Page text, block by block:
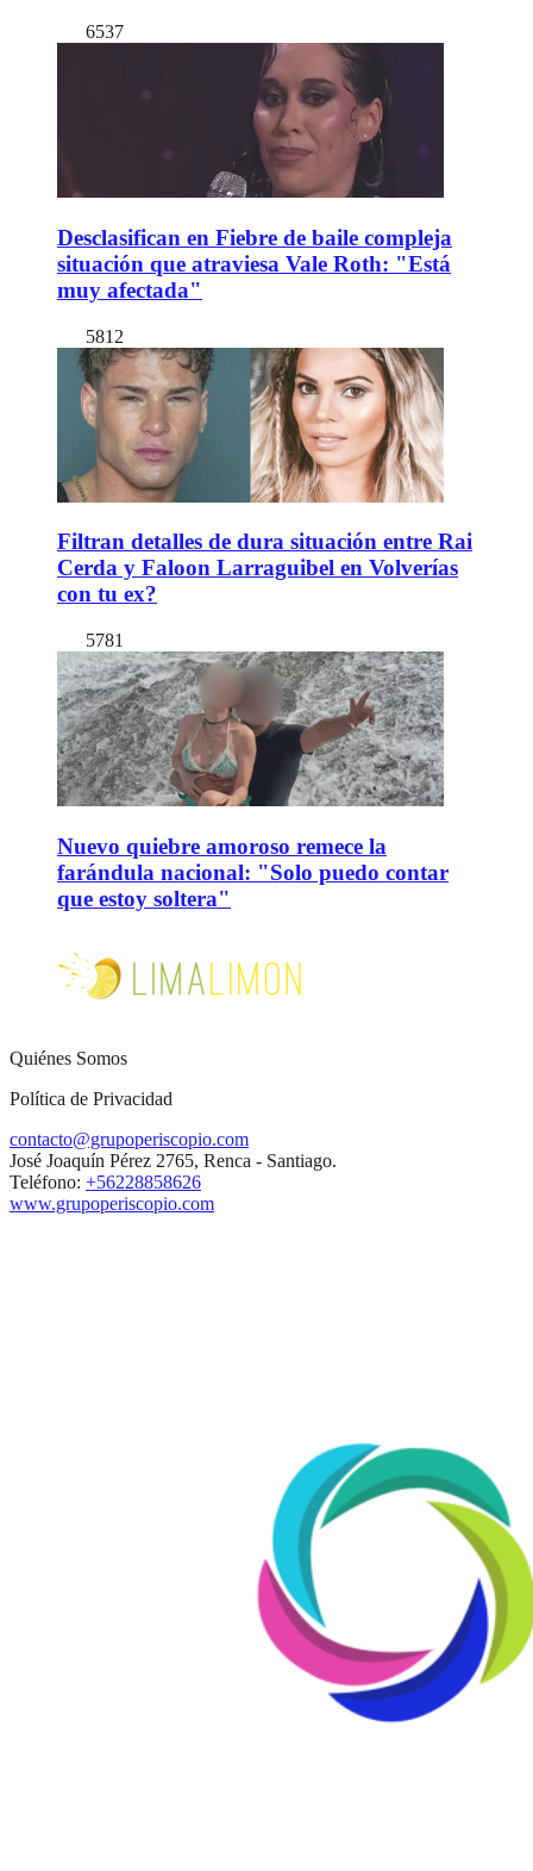
6537
Desclasifican en Fiebre de baile compleja
situación que atraviesa Vale Roth: "Está
muy afectada"
5812
Filtran detalles de dura situación entre Rai
Cerda y Faloon Larraguibel en Volverías
con tu ex?
5781
Nuevo quiebre amoroso remece la
farándula nacional: "Solo puedo contar
que estoy soltera"
Quiénes Somos
Política de Privacidad
contacto@grupoperiscopio.com
José Joaquín Pérez 2765, Renca - Santiago.
Teléfono: +56228858626
www.grupoperiscopio.com